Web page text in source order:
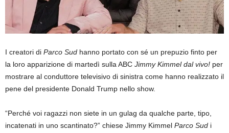
I creatori di Parco Sud hanno portato con sé un prepuzio finto per
la loro apparizione di martedì sulla ABC Jimmy Kimmel dal vivo! per
mostrare al conduttore televisivo di sinistra come hanno realizzato il
pene del presidente Donald Trump nello show.
“Perché voi ragazzi non siete in un gulag da qualche parte, tipo,
incatenati in uno scantinato?” chiese Jimmy Kimmel Parco Sud i